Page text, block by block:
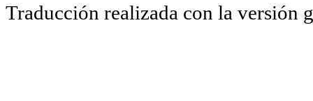
Traducción realizada con la versión